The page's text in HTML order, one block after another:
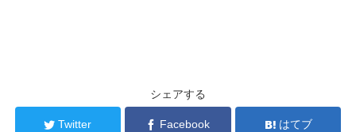
シェアする
Twitter Facebook はてブ